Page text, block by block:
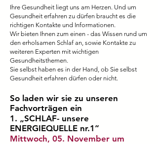
Ihre Gesundheit liegt uns am Herzen. Und um
Gesundheit erfahren zu dürfen braucht es die
richtigen Kontakte und Informationen.
Wir bieten Ihnen zum einen - das Wissen rund um
den erholsamen Schlaf an, sowie Kontakte zu
weiteren Experten mit wichtigen
Gesundheitsthemen.
Sie selbst haben es in der Hand, ob Sie selbst
Gesundheit erfahren dürfen oder nicht.
So laden wir sie zu unseren
Fachvorträgen ein
1. „SCHLAF- unsere
ENERGIEQUELLE nr.1“
Mittwoch, 05. November um